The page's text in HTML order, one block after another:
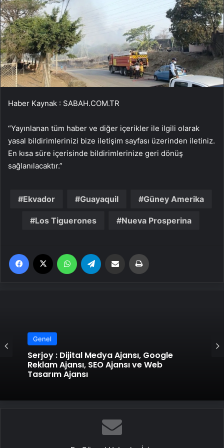
Haber Kaynak : SABAH.COM.TR
“Yayınlanan tüm haber ve diğer içerikler ile ilgili olarak
yasal bildirimlerinizi bize iletişim sayfası üzerinden iletiniz.
En kısa süre içerisinde bildirimlerinize geri dönüş
sağlanılacaktır.”
Ekvador Guayaquil Güney Amerika
Los Tiguerones Nueva Prosperina
Facebook WhatsApp Email'den paylaş
Genel
Serjoy : Dijital Medya Ajansı, Google
Reklam Ajansı, SEO Ajansı ve Web
Tasarım Ajansı